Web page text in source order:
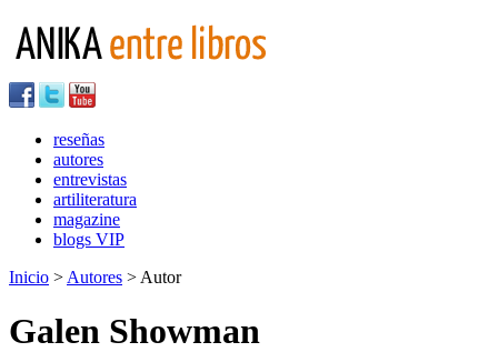
reseñas
autores
entrevistas
artiliteratura
magazine
blogs VIP
Inicio > Autores > Autor
Galen Showman